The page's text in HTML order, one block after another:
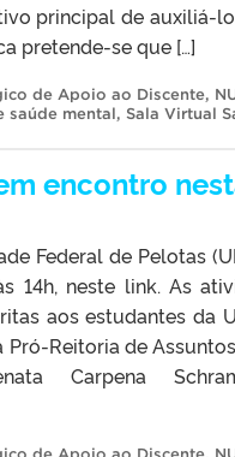
principal de auxiliá-
pretende-se que […]
de Apoio ao Discente,
saúde mental, Sala Virtual
encontro
Federal de Pelotas
14h, neste link. As
aos estudantes da
Reitoria de
Carpena